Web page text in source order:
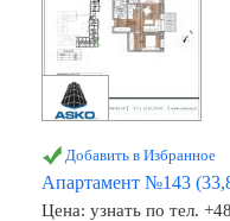
Добавить в Избранное
Апартамент №143
Цена: узнать по тел.